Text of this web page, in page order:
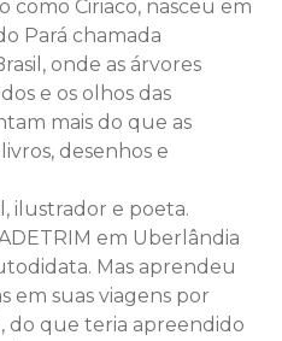
como Ciriaco, nasceu em
Pará chamada
onde as árvores
e os olhos das
mais do que as
desenhos e
ilustrador e poeta.
em Uberlândia
Mas aprendeu
em suas viagens por
do que teria apreendido